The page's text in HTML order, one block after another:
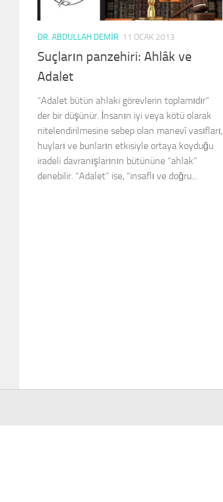
DR. ABDULLAH DEMIR 11 OCAK 2013
Suçların panzehiri: Ahlâk ve
Adalet
“Adalet bütün ahlaki görevlerin toplamıdır”
der bir düşünür. İnsanın iyi veya kötü olarak
nitelendirilmesine sebep olan manevî vasıfları,
huyları ve bunların etkisiyle ortaya koyduğu
iradeli davranışlarının bütününe “ahlak”
denebilir. “Adalet” ise, “insaflı ve doğru...